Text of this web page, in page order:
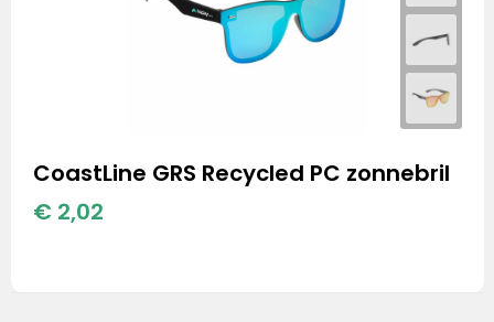
CoastLine GRS Recycled PC zonnebril
€ 2,02